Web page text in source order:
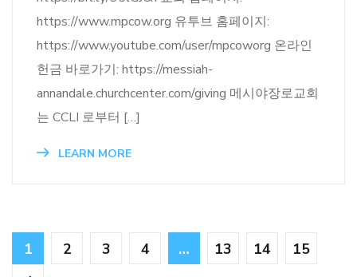
https://www.mpcow.org 유투브 홈페이지:
https://www.youtube.com/user/mpcoworg 온라인
헌금 바로가기: https://messiah-
annandale.churchcenter.com/giving 메시야장로교회
는 CCLI 로부터 […]
LEARN MORE
1 2 3 4 … 13 14 15